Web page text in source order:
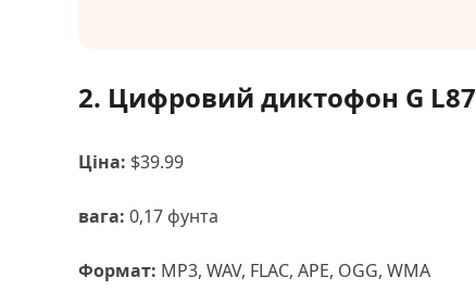
2. Цифровий диктофон G L87
Ціна: $39.99
вага: 0,17 фунта
Формат: MP3, WAV, FLAC, APE, OGG, WMA